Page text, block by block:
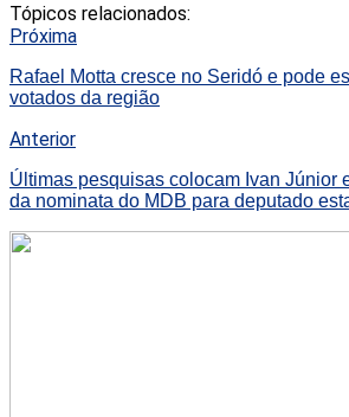
Tópicos relacionados:
Próxima
Rafael Motta cresce no Seridó e pode
votados da região
Anterior
Últimas pesquisas colocam Ivan Júnior
da nominata do MDB para deputado